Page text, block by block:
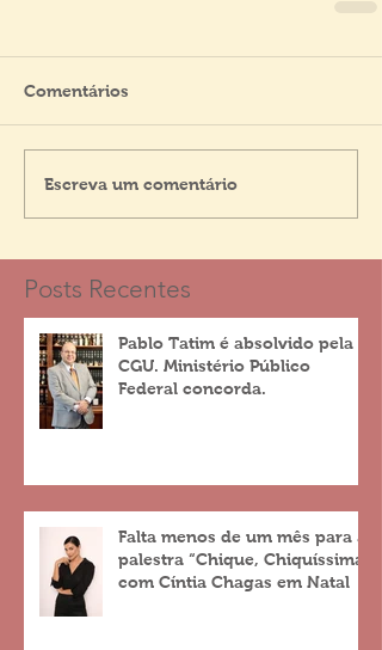
Comentários
Escreva um comentário
Posts Recentes
Pablo Tatim é absolvido pela
CGU. Ministério Público
Federal concorda.
Falta menos de um mês para a
palestra “Chique, Chiquíssima”
com Cíntia Chagas em Natal